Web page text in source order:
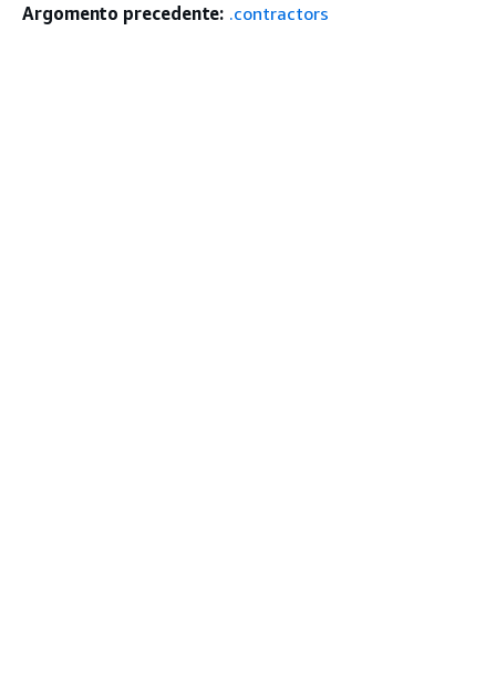
Argomento precedente: .contractors